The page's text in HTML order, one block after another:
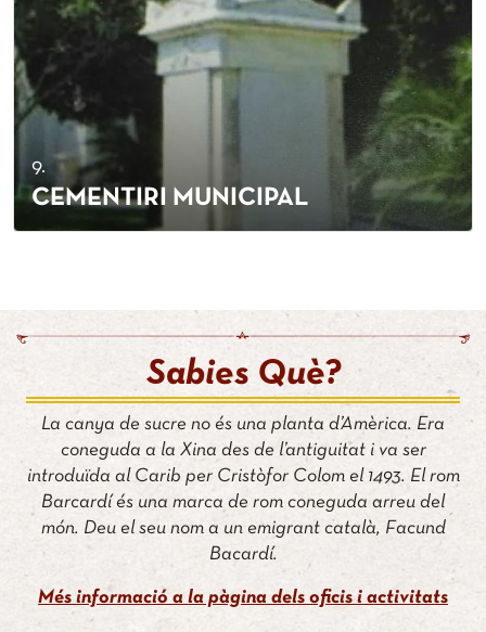
9.
CEMENTIRI MUNICIPAL
Sabies Què?
La canya de sucre no és una planta d’Amèrica. Era
coneguda a la Xina des de l’antiguitat i va ser
introduïda al Carib per Cristòfor Colom el 1493. El rom
Barcardí és una marca de rom coneguda arreu del
món. Deu el seu nom a un emigrant català, Facund
Bacardí.
Més informació a la pàgina dels oficis i activitats